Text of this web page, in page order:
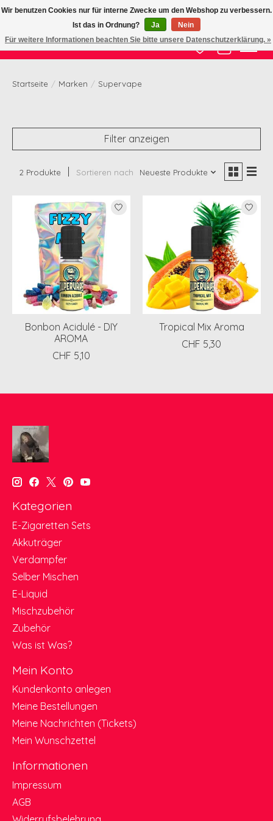
Zertifizierte Qualität zu fairem Preis
Wunschzettel
Ihr
Startseite / Marken / Supervape
Filter anzeigen
2 Produkte Sortieren nach Neueste Produkte
Bonbon Acidulé - DIY
AROMA
CHF 5,10
Tropical Mix Aroma
CHF 5,30
Kategorien
E-Zigaretten Sets
Akkuträger
Verdampfer
Selber Mischen
E-Liquid
Mischzubehör
Zubehör
Was ist Was?
Mein Konto
Kundenkonto anlegen
Meine Bestellungen
Meine Nachrichten (Tickets)
Mein Wunschzettel
Informationen
Impressum
AGB
Wir benutzen Cookies nur für interne Zwecke um den Webshop zu verbessern.
Ist das in Ordnung?
Ja
Nein
Für weitere Informationen beachten Sie bitte unsere Datenschutzerklärung. »